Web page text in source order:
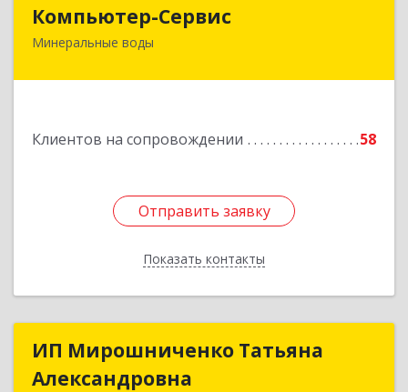
Компьютер-Сервис
Минеральные воды
Клиентов на сопровождении 58
Отправить заявку
Показать контакты
357202, Ставропольский край, Минеральные
Отправить заявку
Назад
ИП Мирошниченко Татьяна
Александровна
ИП Мирошниченко Татьяна